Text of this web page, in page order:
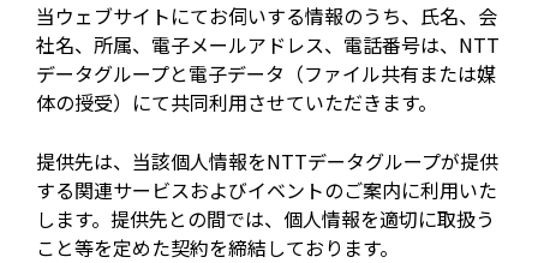
当ウェブサイトにてお伺いする情報のうち、氏名、会
社名、所属、電子メールアドレス、電話番号は、NTT
データグループと電子データ（ファイル共有または媒
体の授受）にて共同利用させていただきます。
提供先は、当該個人情報をNTTデータグループが提供
する関連サービスおよびイベントのご案内に利用いた
します。提供先との間では、個人情報を適切に取扱う
こと等を定めた契約を締結しております。